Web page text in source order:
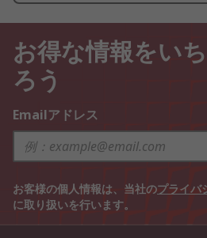
お得な情報をい
ろう
Emailアドレス
お客様の個人情報は、当社のプライバ
に取り扱いを行います。